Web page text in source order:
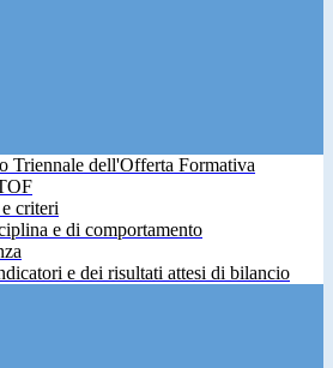
Triennale dell'Offerta Formativa
criteri
e di comportamento
e dei risultati attesi di bilancio